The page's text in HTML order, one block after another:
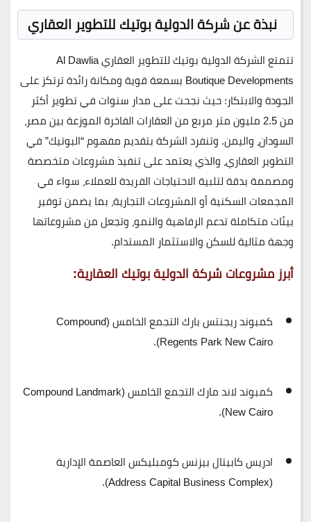
نبذة عن شركة الدولية بوتيك للتطوير العقاري
تتمتع
الشركة الدولية بوتيك للتطوير العقاري Al Dawlia
Boutique Developments بسمعة قوية ومكانة رائدة ترتكز على
الجودة والابتكار؛ حيث نجحت على مدار سنوات في تطوير أكثر
من2.5 مليون متر مربع من العقارات الفاخرة الموزعة بينمصر،
السودان، واليمن. وتنفرد الشركة بتقديم مفهوم “البوتيك” في
التطوير العقاري، والذي يعتمد على تنفيذ مشروعات متخصصة
ومصممة بدقة لتلبية الاحتياجات الفريدة للعملاء، سواء في
المجمعات السكنية أو المشروعات التجارية، بما يضمن توفير
بيئات متكاملة تدعم الرفاهية والنمو، وتجعل من مشروعاتها
وجهة مثالية للسكن والاستثمار المستدام.
أبرز مشروعات شركة الدولية بوتيك العقارية:
كمبوند ريجنتس بارك التجمع الخامس (Compound
Regents Park New Cairo).
كمبوند لاند مارك التجمع الخامس (Compound Landmark
New Cairo).
ادريس كابيتال بيزنس كومبليكس العاصمة الإدارية
(Address Capital Business Complex).